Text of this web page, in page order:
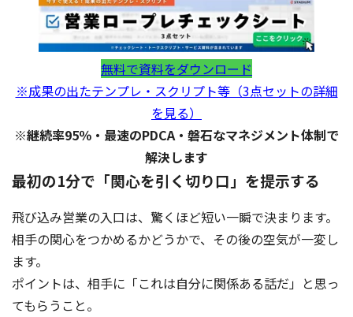
無料で資料をダウンロード
※成果の出たテンプレ・スクリプト等（3点セットの詳細
を見る）
※継続率95％・最速のPDCA・磐石なマネジメント体制で
解決します
最初の1分で「関心を引く切り口」を提示する
飛び込み営業の入口は、驚くほど短い一瞬で決まります。
相手の関心をつかめるかどうかで、その後の空気が一変し
ます。
ポイントは、相手に「これは自分に関係ある話だ」と思っ
てもらうこと。